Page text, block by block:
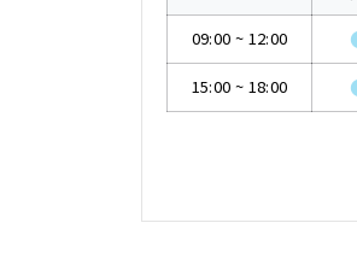
09:00 ~ 12:00
15:00 ~ 18:00